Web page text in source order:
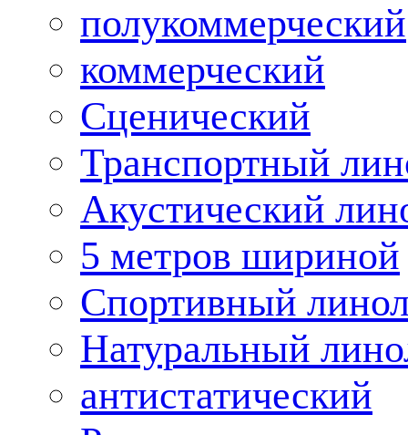
полукоммерческий
коммерческий
Сценический
Транспортный
Акустический
5 метров шириной
Спортивный
Натуральный
антистатический